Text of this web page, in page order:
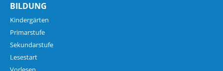
BILDUNG
Kindergärten
Primarstufe
Sekundarstufe
Lesestart